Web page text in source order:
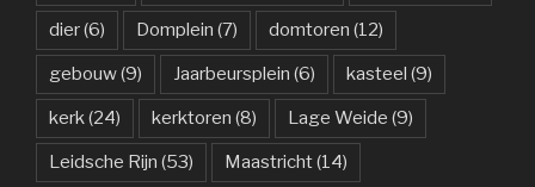
dier(6) Domplein (7) domtoren (12)
gebouw(9) Jaarbeursplein (6) kasteel (9)
kerk (24) kerktoren (8) Lage Weide (9)
Leidsche Rijn (53) Maastricht(14)